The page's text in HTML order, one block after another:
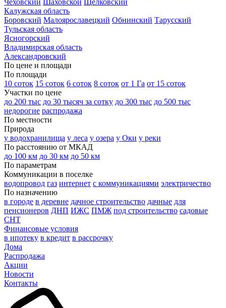
Калужская область
Боровский Малоярославецкий Обнинский Тарусский
Тульская область
Ясногорский
Владимирская область
Александровский
По цене и площади
По площади
10 соток 15 соток 6 соток 8 соток от 1 Га от 15 соток
Участки по цене
до 200 тыс до 30 тысяч за сотку до 300 тыс до 500 тыс
недорогие распродажа
По местности
Природа
у водохранилища у леса у озера у Оки у реки
По расстоянию от МКАД
до 100 км до 30 км до 50 км
По параметрам
Коммуникации в поселке
водопровод газ интернет с коммуникациями электричество
По назначению
в городе в деревне дачное строительство дачные для
пенсионеров ДНП ИЖС ПМЖ под строительство садовые
СНТ
Финансовые условия
в ипотеку в кредит в рассрочку
Дома
Распродажа
Акции
Новости
Контакты